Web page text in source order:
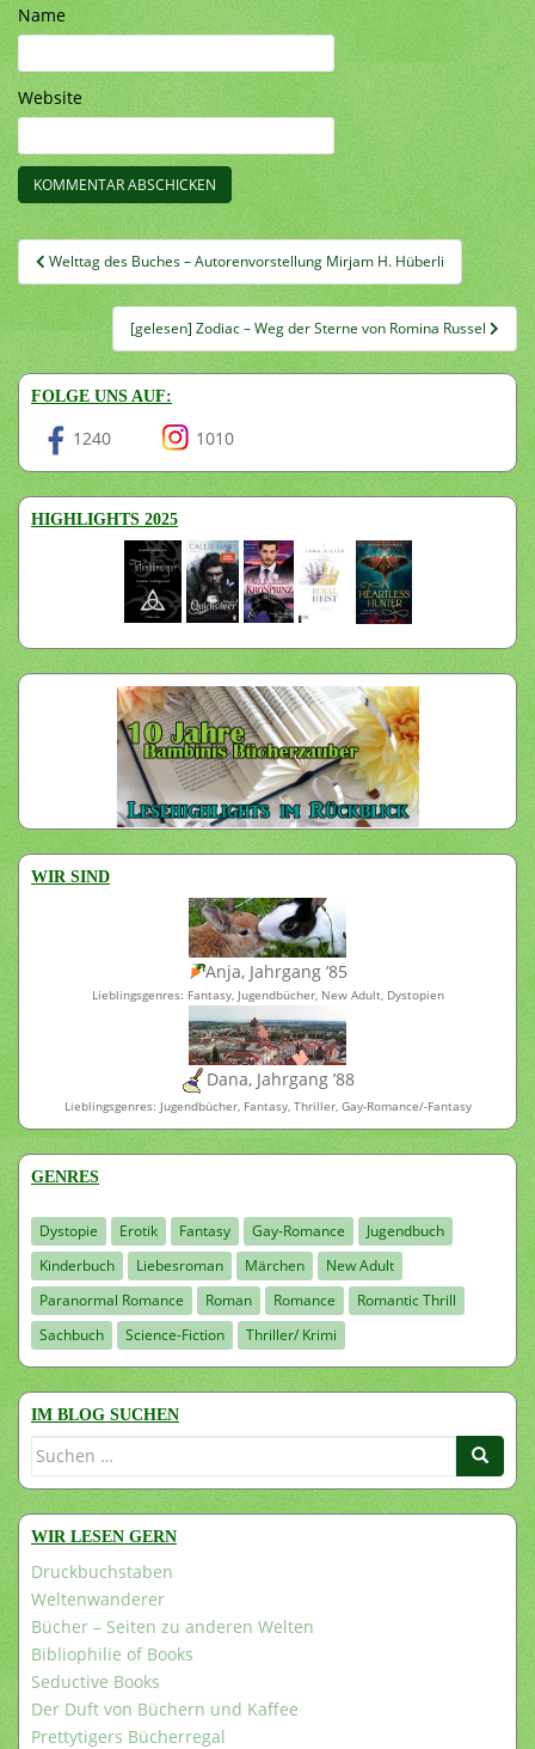
Name
Website
Beitragsnavigation
Welttag des Buches – Autorenvorstellung Mirjam H. Hüberli
[gelesen] Zodiac – Weg der Sterne von Romina Russel
FOLGE UNS AUF:
1240 1010
HIGHLIGHTS 2025
WIR SIND
Anja, Jahrgang ’85
Lieblingsgenres: Fantasy, Jugendbücher, New Adult, Dystopien
Dana, Jahrgang ’88
Lieblingsgenres: Jugendbücher, Fantasy, Thriller, Gay-Romance/-Fantasy
GENRES
Dystopie Erotik Fantasy Gay-Romance
Jugendbuch
Kinderbuch
Liebesroman Märchen
New Adult
Paranormal Romance
Roman Romance
Romantic Thrill
Sachbuch
Science-Fiction Thriller/ Krimi
IM BLOG SUCHEN
Suchen
WIR LESEN GERN
Druckbuchstaben
Weltenwanderer
Bücher – Seiten zu anderen Welten
Bibliophilie of Books
Seductive Books
Der Duft von Büchern und Kaffee
Prettytigers Bücherregal